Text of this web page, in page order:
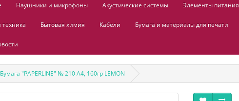
Наушники и микрофоны Акустические системы Элементы питания
техника Бытовая химия Кабели Бумага и материалы для печати
Бумага "PAPERLINE" № 210 А4, 160гр LEMON